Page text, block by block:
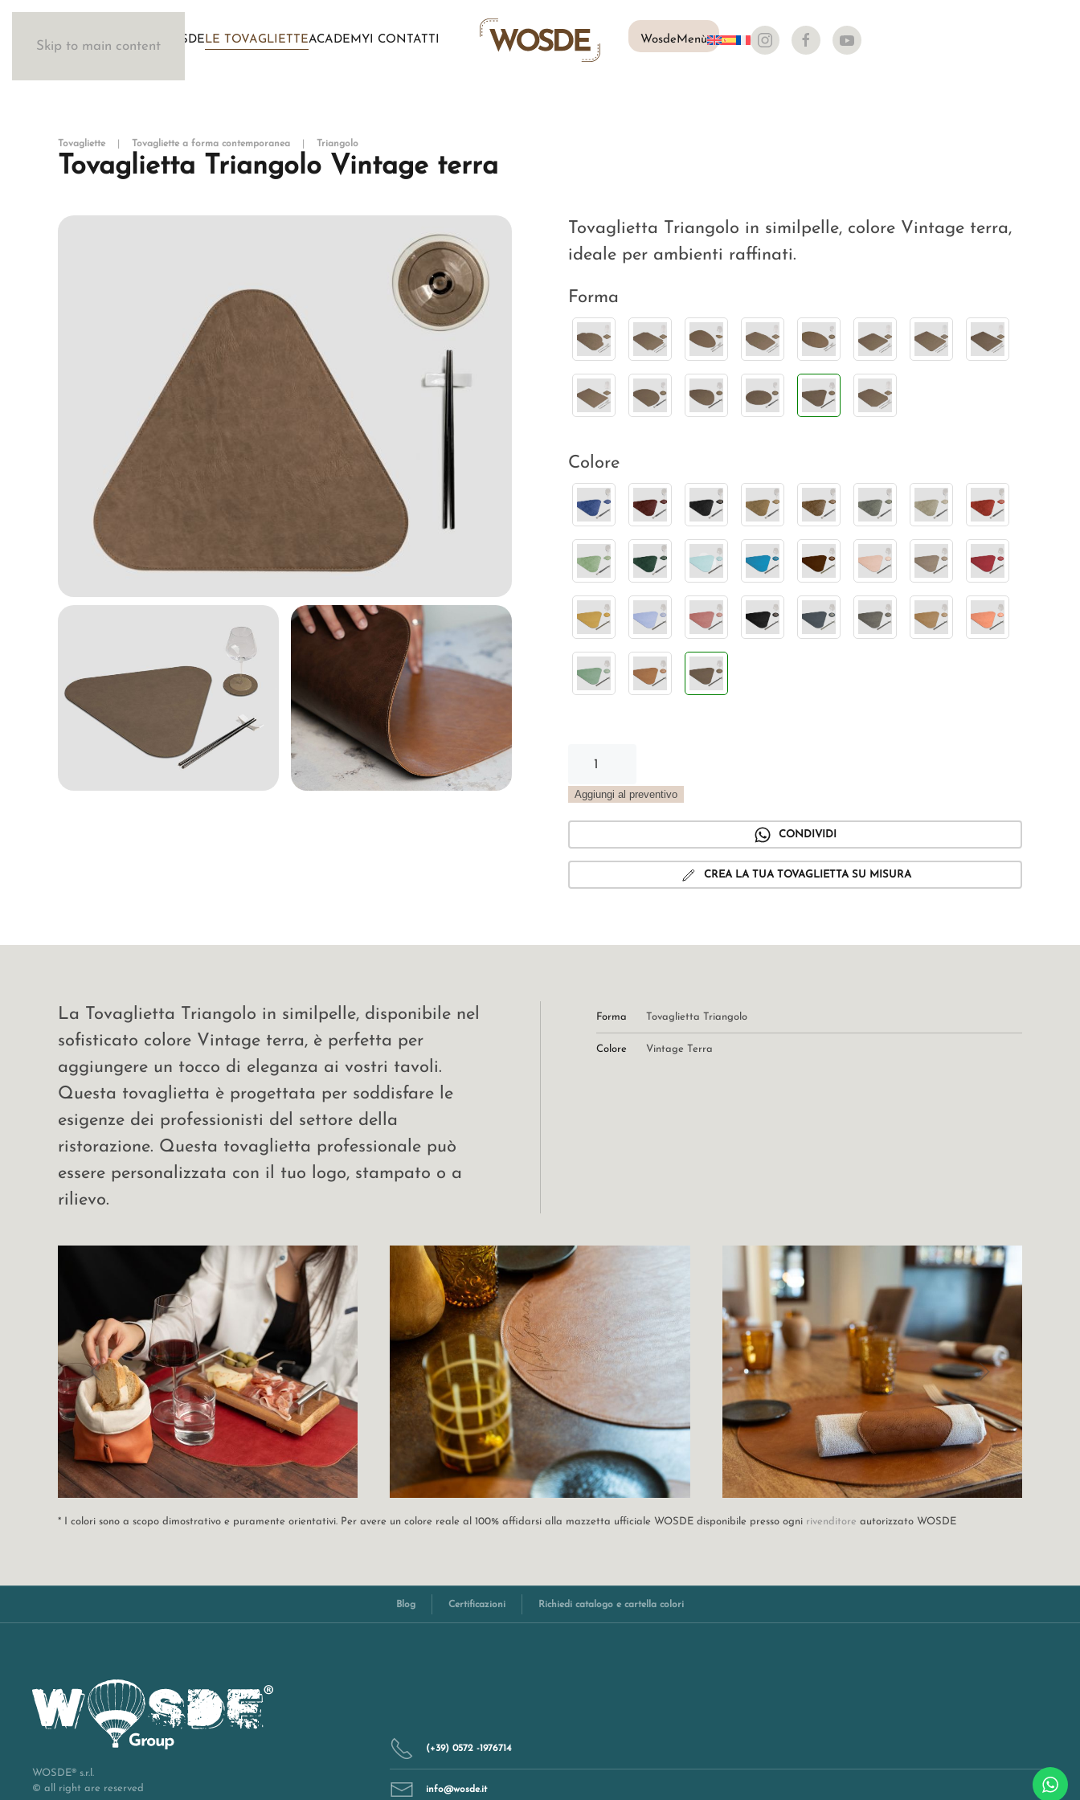
Skip to main content
IL METODO WOSDELE TOVAGLIETTEACADEMYI CONTATTI WosdeMenù
Tovagliette Tovagliette a forma contemporanea Triangolo
Tovaglietta Triangolo Vintage terra
Tovaglietta Triangolo in similpelle, colore Vintage terra,
ideale per ambienti raffinati.
Forma
Colore
Vintage
Aggiungi al preventivo
CONDIVIDI
CREA LA TUA TOVAGLIETTA SU MISURA
La Tovaglietta Triangolo in similpelle, disponibile nel
sofisticato colore Vintage terra, è perfetta per
aggiungere un tocco di eleganza ai vostri tavoli.
Questa tovaglietta è progettata per soddisfare le
esigenze dei professionisti del settore della
ristorazione. Questa tovaglietta professionale può
essere personalizzata con il tuo logo, stampato o a
rilievo.
Forma Tovaglietta Triangolo
Colore Vintage Terra
* I colori sono a scopo dimostrativo e puramente orientativi. Per avere un colore reale al 100% affidarsi alla mazzetta ufficiale WOSDE disponibile presso ogni rivenditore autorizzato WOSDE
Blog Certificazioni Richiedi catalogo e cartella colori
WOSDE® s.r.l.
© all right are reserved
(+39) 0572 -1976714
info@wosde.it